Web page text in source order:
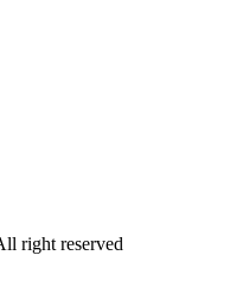
right reserved